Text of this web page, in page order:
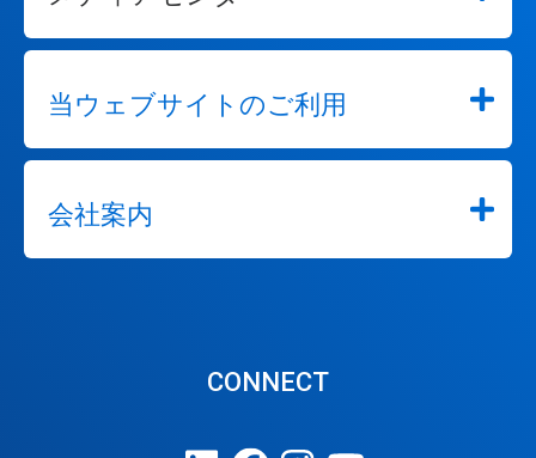
当ウェブサイトのご利用
会社案内
CONNECT